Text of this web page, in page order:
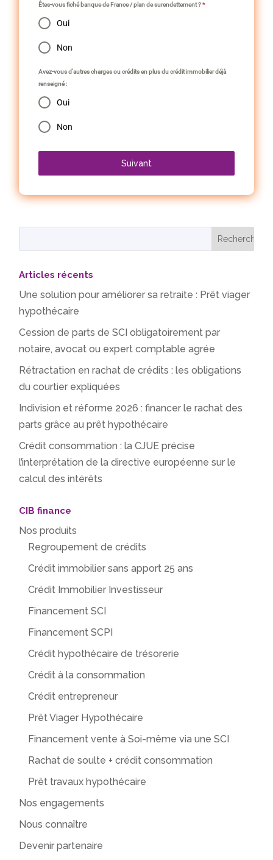
Êtes-vous fiché banque de France / plan de surendettement ?*
Oui
Non
Avez-vous d’autres charges ou crédits en plus du crédit immobilier déjà
renseigné :
Oui
Non
Suivant
Articles récents
Une solution pour améliorer sa retraite : Prêt viager
hypothécaire
Cession de parts de SCI obligatoirement par
notaire, avocat ou expert comptable agrée
Rétractation en rachat de crédits : les obligations
du courtier expliquées
Indivision et réforme 2026 : financer le rachat des
parts grâce au prêt hypothécaire
Crédit consommation : la CJUE précise
l’interprétation de la directive européenne sur le
calcul des intérêts
CIB finance
Nos produits
Regroupement de crédits
Crédit immobilier sans apport 25 ans
Crédit Immobilier Investisseur
Financement SCI
Financement SCPI
Crédit hypothécaire de trésorerie
Crédit à la consommation
Crédit entrepreneur
Prêt Viager Hypothécaire
Financement vente à Soi-même via une SCI
Rachat de soulte + crédit consommation
Prêt travaux hypothécaire
Nos engagements
Nous connaître
Devenir partenaire